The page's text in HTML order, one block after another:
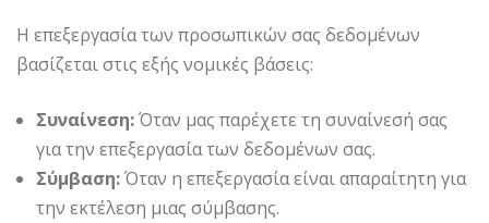
Η επεξεργασία των προσωπικών σας δεδομένων
βασίζεται στις εξής νομικές βάσεις:
Συναίνεση:Όταν μας παρέχετε τη συναίνεσή σας
για την επεξεργασία των δεδομένων σας.
Σύμβαση:Όταν η επεξεργασία είναι απαραίτητη για
την εκτέλεση μιας σύμβασης.